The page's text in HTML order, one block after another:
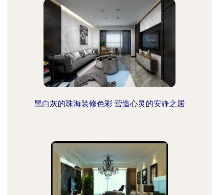
黑白灰的珠海装修色彩 营造心灵的安静之居